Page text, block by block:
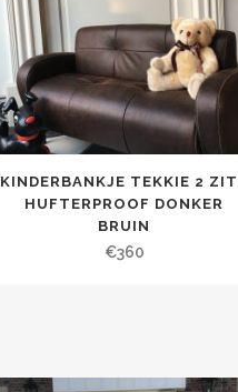
KINDERBANKJE TEKKIE 2
HUFTERPROOF DONKER
BRUIN
€360